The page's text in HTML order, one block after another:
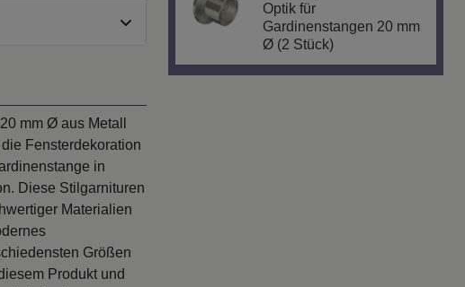
mm Ø aus Metall
Fensterdekoration
in
Diese Stilgarnituren
Materialien
Größen
Produkt und
Optik für
Gardinenstangen 20 mm
Ø (2 Stück)